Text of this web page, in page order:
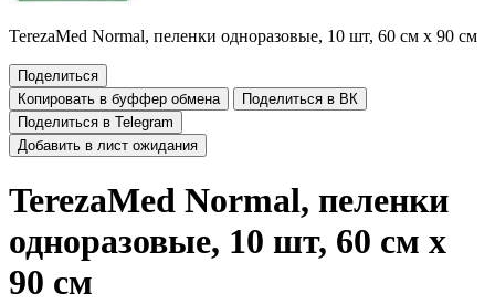
TerezaMed Normal, пеленки одноразовые, 10 шт, 60 см х 90 см
Поделиться
Копировать в буффер обмена
Поделиться в ВК
Поделиться в Telegram
Добавить в лист ожидания
TerezaMed Normal, пеленки
одноразовые, 10 шт, 60 см х
90 см